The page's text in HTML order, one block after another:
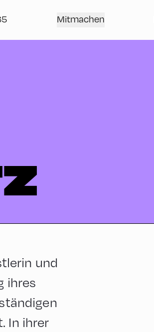
Mitmachen
und
ihres
In ihrer